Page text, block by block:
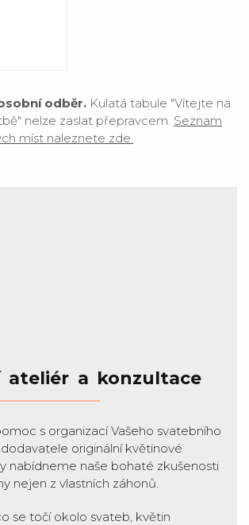
odběr. Kulatá tabule "Vítejte na
nelze zaslat přepravcem. Seznam
míst naleznete zde.
ateliér a konzultace
s organizací Vašeho svatebního
originální květinové
nabídneme naše bohaté zkušenosti
nejen z vlastních záhonů.
se točí okolo svateb, květin